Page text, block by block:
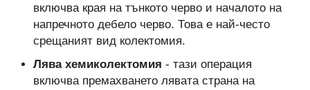
включва края на тънкото черво и началото на
напречното дебело черво. Това е най-често
срещаният вид колектомия.
Лява хемиколектомия - тази операция
включва премахването лявата страна на